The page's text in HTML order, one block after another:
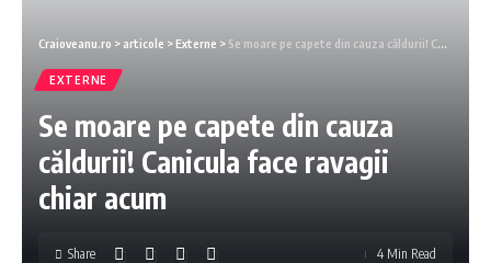
Craioveanu.ro > articole > Externe > Se moare pe capete din cauza căldurii! Canicula face ravagii chiar acum
EXTERNE
Se moare pe capete din cauza
căldurii! Canicula face ravagii
chiar acum
Share 4 Min Read